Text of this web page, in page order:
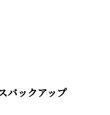
バックアップ